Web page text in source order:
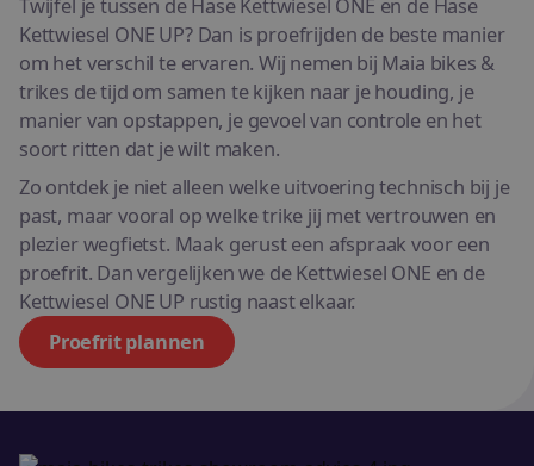
Twijfel je tussen de Hase Kettwiesel ONE en de Hase
Kettwiesel ONE UP? Dan is proefrijden de beste manier
om het verschil te ervaren. Wij nemen bij Maia bikes &
trikes de tijd om samen te kijken naar je houding, je
manier van opstappen, je gevoel van controle en het
soort ritten dat je wilt maken.
Zo ontdek je niet alleen welke uitvoering technisch bij je
past, maar vooral op welke trike jij met vertrouwen en
plezier wegfietst. Maak gerust een afspraak voor een
proefrit. Dan vergelijken we de Kettwiesel ONE en de
Kettwiesel ONE UP rustig naast elkaar.
Proefrit plannen